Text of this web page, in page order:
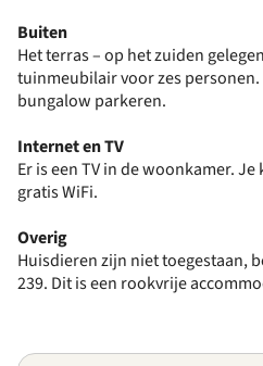
Buiten
Het terras – op het zuiden
tuinmeubilair voor zes
bungalow parkeren.
Internet en TV
Er is een TV in de woonkamer.
gratis WiFi.
Overig
Huisdieren zijn niet toegestaan,
239. Dit is een rookvrije